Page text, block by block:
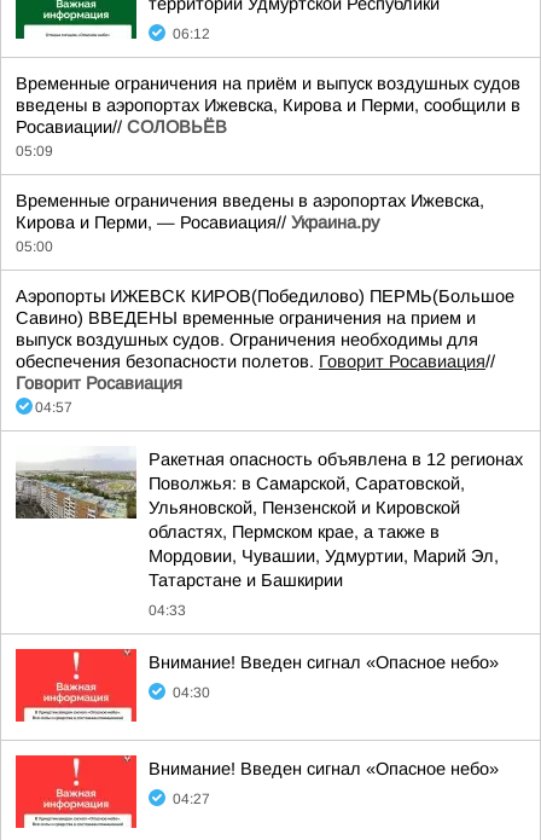
06:12
Временные ограничения на приём и выпуск воздушных судов
введены в аэропортах Ижевска, Кирова и Перми, сообщили в
Росавиации// СОЛОВЬЁВ
05:09
Временные ограничения введены в аэропортах Ижевска,
Кирова и Перми, — Росавиация// Украина.ру
05:00
Аэропорты ИЖЕВСК КИРОВ(Победилово) ПЕРМЬ(Большое
Савино) ВВЕДЕНЫ временные ограничения на прием и
выпуск воздушных судов. Ограничения необходимы для
обеспечения безопасности полетов. Говорит Росавиация//
Говорит Росавиация
04:57
Ракетная опасность объявлена в 12 регионах
Поволжья: в Самарской, Саратовской,
Ульяновской, Пензенской и Кировской
областях, Пермском крае, а также в
Мордовии, Чувашии, Удмуртии, Марий Эл,
Татарстане и Башкирии
04:33
Внимание! Введен сигнал «Опасное небо»
04:30
Внимание! Введен сигнал «Опасное небо»
04:27